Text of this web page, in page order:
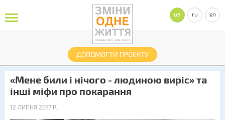
ДОПОМОГТИ ПРОЕКТУ
ua ru en
«Мене били і нічого - людиною виріс» та
інші міфи про покарання
12 ЛИПНЯ 2017 Р.